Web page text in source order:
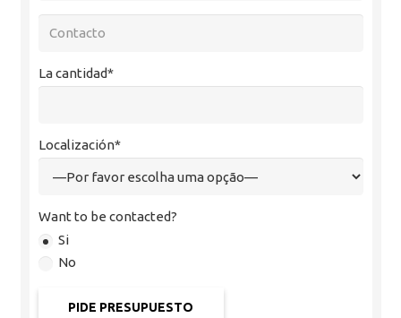
La cantidad*
Localización*
Want to be contacted?
Si
No